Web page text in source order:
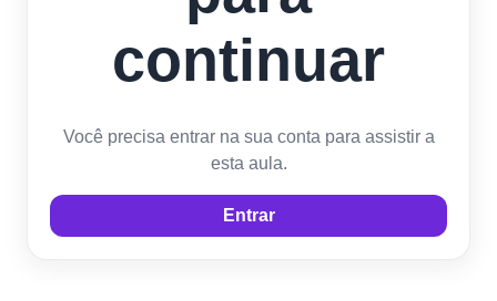
continuar
Você precisa entrar na sua conta para assistir a
esta aula.
Entrar